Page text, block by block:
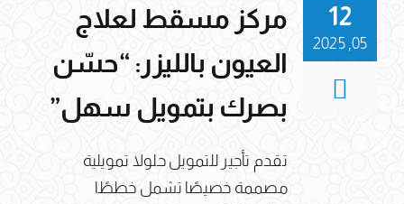
12
05, 2025
مركز مسقط لعلاج
العيون بالليزر: “حسّن
بصرك بتمويل سهل”
تقدم تأجير للتمويل حلولا تمويلية
مصممة خصيصًا تشمل خططًا